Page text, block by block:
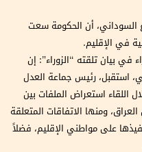
السوداني، أن الحكومة سعت
في الإقليم.
في بيان تلقته “الزوراء”: إن
استقبل، رئيس جماعة العدل
اللقاء استعراض الملفات بين
ومنها الاتفاقات المتعلقة
على مواطني الإقليم، فضلاً